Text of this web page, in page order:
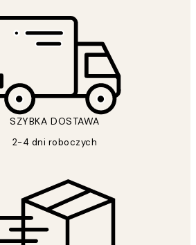
SZYBKA DOSTAWA
2-4 dni roboczych